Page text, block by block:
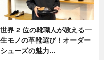
世界 2 位の靴職人が教える一
生モノの革靴選び！オーダー
シューズの魅力…